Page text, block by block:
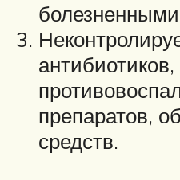
антибиотиков,
препаратов,
средств.